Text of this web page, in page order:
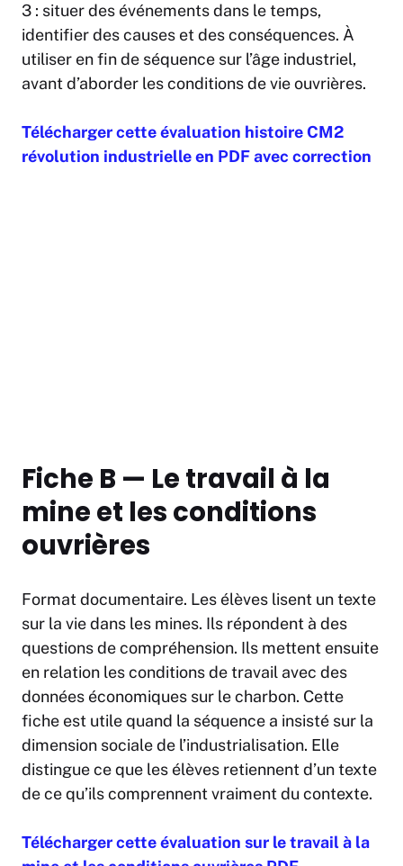
3 : situer des événements dans le temps,
identifier des causes et des conséquences. À
utiliser en fin de séquence sur l’âge industriel,
avant d’aborder les conditions de vie ouvrières.
Télécharger cette évaluation histoire CM2
révolution industrielle en PDF avec correction
Fiche B — Le travail à la
mine et les conditions
ouvrières
Format documentaire. Les élèves lisent un texte
sur la vie dans les mines. Ils répondent à des
questions de compréhension. Ils mettent ensuite
en relation les conditions de travail avec des
données économiques sur le charbon. Cette
fiche est utile quand la séquence a insisté sur la
dimension sociale de l’industrialisation. Elle
distingue ce que les élèves retiennent d’un texte
de ce qu’ils comprennent vraiment du contexte.
Télécharger cette évaluation sur le travail à la